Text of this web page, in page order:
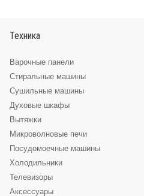
Техника
Варочные панели
Стиральные машины
Сушильные машины
Духовые шкафы
Вытяжки
Микроволновые печи
Посудомоечные машины
Холодильники
Телевизоры
Аксессуары